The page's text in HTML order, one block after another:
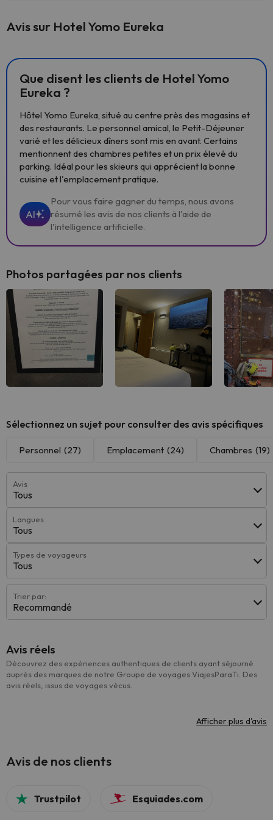
Avis sur Hotel Yomo Eureka
Que disent les clients de Hotel Yomo
Eureka ?
Hôtel Yomo Eureka, situé au centre près des magasins et
des restaurants. Le personnel amical, le Petit-Déjeuner
varié et les délicieux dîners sont mis en avant. Certains
mentionnent des chambres petites et un prix élevé du
parking. Idéal pour les skieurs qui apprécient la bonne
cuisine et l'emplacement pratique.
AI
Pour vous faire gagner du temps, nous avons
résumé les avis de nos clients à l'aide de
l'intelligence artificielle.
Photos partagées par nos clients
Sélectionnez un sujet pour consulter des avis spécifiques
Personnel (27) Emplacement (24) Chambres (19)
Avis
Tous
Langues
Tous
Types de voyageurs
Tous
Trier par:
Recommandé
Avis réels
Découvrez des expériences authentiques de clients ayant séjourné
auprès des marques de notre Groupe de voyages ViajesParaTi. Des
avis réels, issus de voyages vécus.
Afficher plus d'avis
Avis de nos clients
Trustpilot Esquiades.com